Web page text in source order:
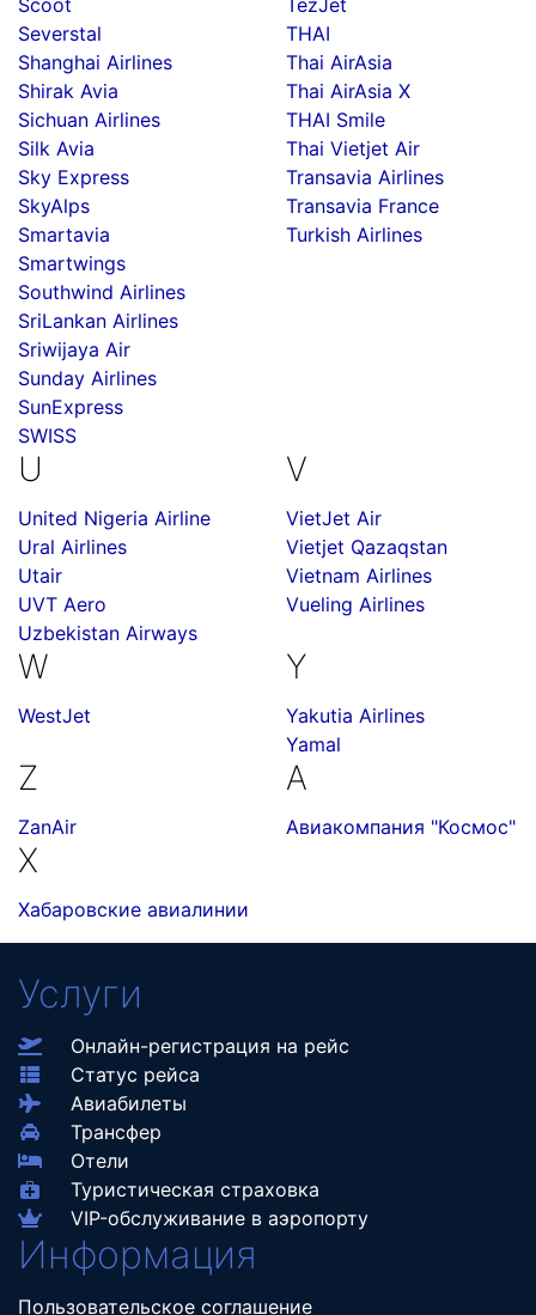
Scoot
Severstal
Shanghai Airlines
Shirak Avia
Sichuan Airlines
Silk Avia
Sky Express
SkyAlps
Smartavia
Smartwings
Southwind Airlines
SriLankan Airlines
Sriwijaya Air
Sunday Airlines
SunExpress
SWISS
TezJet
THAI
Thai AirAsia
Thai AirAsia X
THAI Smile
Thai Vietjet Air
Transavia Airlines
Transavia France
Turkish Airlines
U
United Nigeria Airline
Ural Airlines
Utair
UVT Aero
Uzbekistan Airways
V
VietJet Air
Vietjet Qazaqstan
Vietnam Airlines
Vueling Airlines
W
WestJet
Y
Yakutia Airlines
Yamal
Z
ZanAir
А
Авиакомпания "Космос"
Х
Хабаровские авиалинии
Услуги
Онлайн-регистрация на рейс
Статус рейса
Авиабилеты
Трансфер
Отели
Туристическая страховка
VIP-обслуживание в аэропорту
Информация
Пользовательское соглашение